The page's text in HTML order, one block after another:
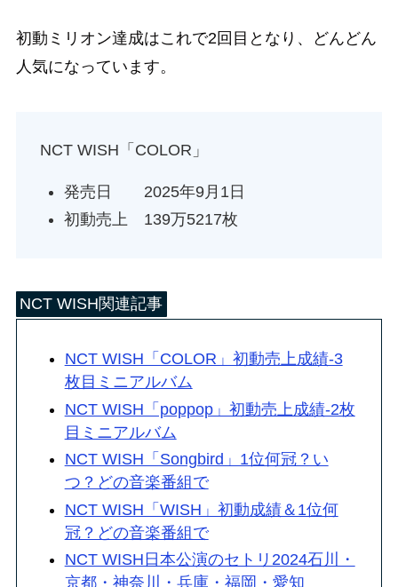
初動ミリオン達成はこれで2回目となり、どんどん
人気になっています。
NCT WISH「COLOR」
発売日 2025年9月1日
初動売上 139万5217枚
NCT WISH関連記事
NCT WISH「COLOR」初動売上成績-3
枚目ミニアルバム
NCT WISH「poppop」初動売上成績-2枚
目ミニアルバム
NCT WISH「Songbird」1位何冠？い
つ？どの音楽番組で
NCT WISH「WISH」初動成績＆1位何
冠？どの音楽番組で
NCT WISH日本公演のセトリ2024石川・
京都・神奈川・兵庫・福岡・愛知